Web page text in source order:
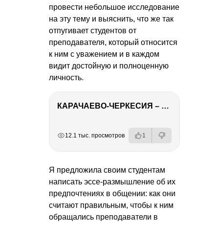
провести небольшое исследование
на эту тему и выяснить, что же так
отпугивает студентов от
преподавателя, который относится
к ним с уважением и в каждом
видит достойную и полноценную
личность.
КАРАЧАЕВО-ЧЕРКЕСИЯ – ПУТЕШЕСТВИЕ НА КАВКАЗ часть 2
12.1 тыс. просмотров 1
Я предложила своим студентам
написать эссе-размышление об их
предпочтениях в общении: как они
считают правильным, чтобы к ним
обращались преподаватели в